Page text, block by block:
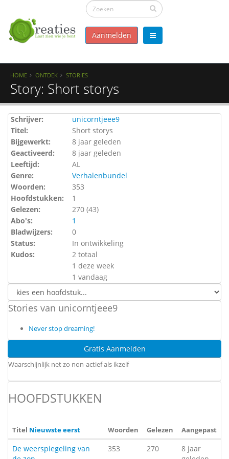
Aanmelden
HOME ONTDEK STORIES
Story: Short storys
Schrijver:
unicorntjeee9
Titel:
Short storys
Bijgewerkt:
8 jaar geleden
Geactiveerd:
8 jaar geleden
Leeftijd:
AL
Genre:
Verhalenbundel
Woorden:
353
Hoofdstukken:
1
Gelezen:
270 (43)
Abo's:
1
Bladwijzers:
0
Status:
In ontwikkeling
Kudos:
2 totaal
1 deze week
1 vandaag
Stories van unicorntjeee9
Never stop dreaming!
Gratis Aanmelden
Waarschijnlijk net zo non-actief als ikzelf
HOOFDSTUKKEN
Titel Nieuwste eerst Woorden Gelezen Aangepast
De weerspiegeling van
353 270
8 jaar